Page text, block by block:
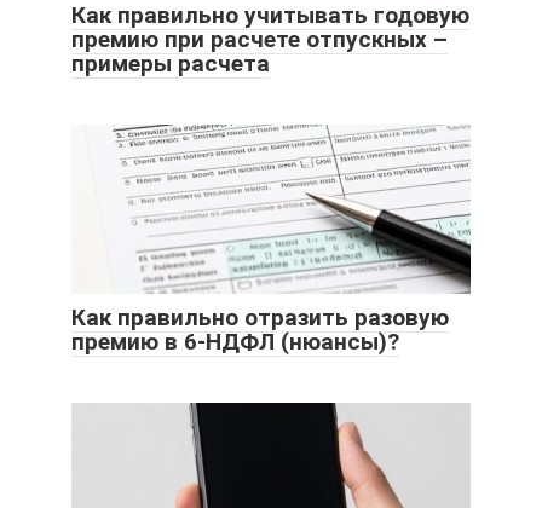
Как правильно учитывать годовую
премию при расчете отпускных –
примеры расчета
Как правильно отразить разовую
премию в 6-НДФЛ (нюансы)?